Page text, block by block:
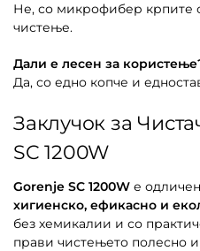
Не, со микрофибер крпите
чистење.
Дали е лесен за
Да, со едно копче и
Заклучок за
SC 1200W
Gorenje SC 1200W е
хигиенско, ефикасно и
без хемикалии и со
прави чистењето полесно